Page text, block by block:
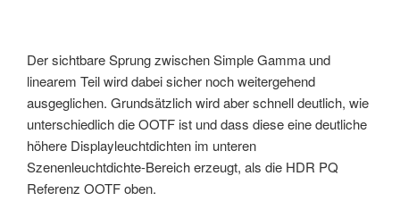
Der sichtbare Sprung zwischen Simple Gamma und
linearem Teil wird dabei sicher noch weitergehend
ausgeglichen. Grundsätzlich wird aber schnell deutlich, wie
unterschiedlich die OOTF ist und dass diese eine deutliche
höhere Displayleuchtdichten im unteren
Szenenleuchtdichte-Bereich erzeugt, als die HDR PQ
Referenz OOTF oben.